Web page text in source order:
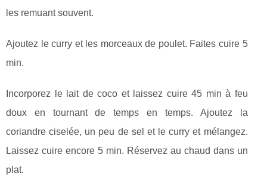
les remuant souvent.
Ajoutez le curry et les morceaux de poulet. Faites cuire 5
min.
Incorporez le lait de coco et laissez cuire 45 min à feu
doux en tournant de temps en temps. Ajoutez la
coriandre ciselée, un peu de sel et le curry et mélangez.
Laissez cuire encore 5 min. Réservez au chaud dans un
plat.